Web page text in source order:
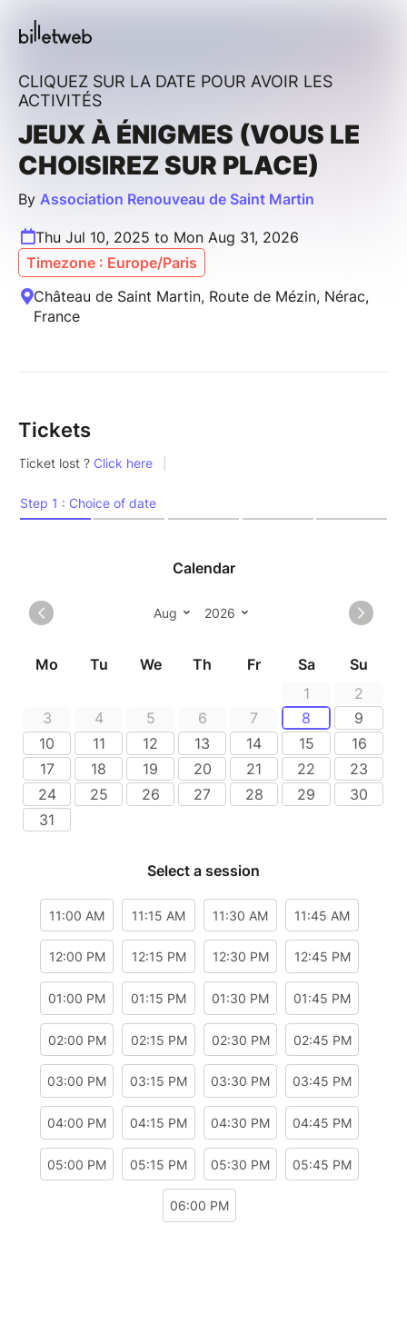
CLIQUEZ SUR LA DATE POUR AVOIR LES
ACTIVITÉS
JEUX À ÉNIGMES (VOUS LE
CHOISIREZ SUR PLACE)
By Association Renouveau de Saint Martin
Thu Jul 10, 2025 to Mon Aug 31, 2026
Timezone : Europe/Paris
Château de Saint Martin, Route de Mézin, Nérac,
France
Tickets